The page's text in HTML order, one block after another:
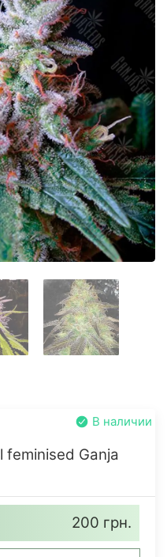
В наличии
feminised Ganja
200 грн.